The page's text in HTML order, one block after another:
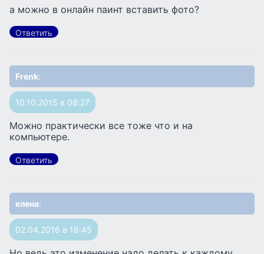
а можно в онлайн паинт вставить фото?
Ответить
Frenk:
10.10.2015 в 08:27
Можно практически все тоже что и на
компьютере.
Ответить
елена:
02.04.2016 в 16:45